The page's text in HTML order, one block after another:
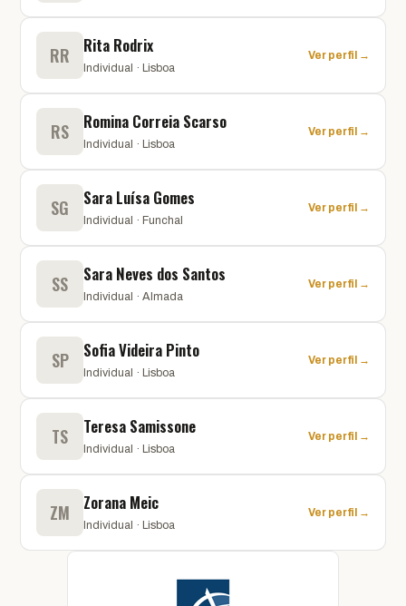
RR Rita Rodrix
Individual · Lisboa
Ver perfil →
RS Romina Correia Scarso
Individual · Lisboa
Ver perfil →
SG Sara Luísa Gomes
Individual · Funchal
Ver perfil →
SS Sara Neves dos Santos
Individual · Almada
Ver perfil →
SP Sofia Videira Pinto
Individual · Lisboa
Ver perfil →
TS Teresa Samissone
Individual · Lisboa
Ver perfil →
ZM Zorana Meic
Individual · Lisboa
Ver perfil →